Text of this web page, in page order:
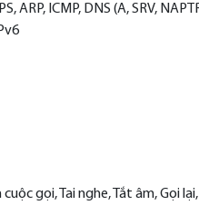
ARP, ICMP, DNS (A, SRV,
cuộc gọi, Tai nghe, Tắt âm, Gọi